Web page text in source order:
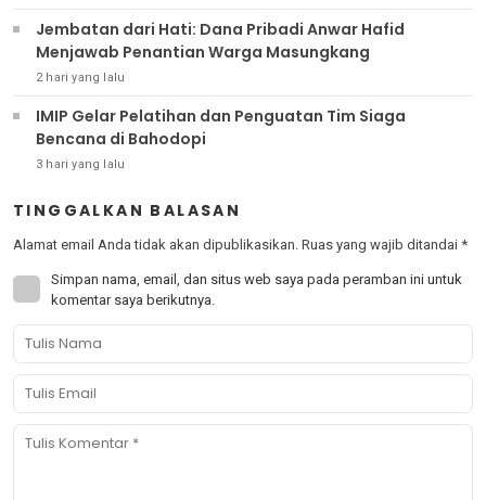
Jembatan dari Hati: Dana Pribadi Anwar Hafid
Menjawab Penantian Warga Masungkang
2 hari yang lalu
IMIP Gelar Pelatihan dan Penguatan Tim Siaga
Bencana di Bahodopi
3 hari yang lalu
TINGGALKAN BALASAN
Alamat email Anda tidak akan dipublikasikan. Ruas yang wajib ditandai *
Simpan nama, email, dan situs web saya pada peramban ini untuk
komentar saya berikutnya.